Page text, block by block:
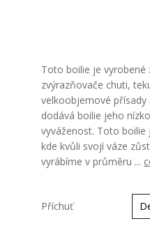
Toto boilie je vyrobené
zvýrazňovače chuti,
velkoobjemové přísady
dodává boilie jeho
vyváženost. Toto boilie
kde kvůli svojí váze
vyrábíme v průměru ...
Příchuť